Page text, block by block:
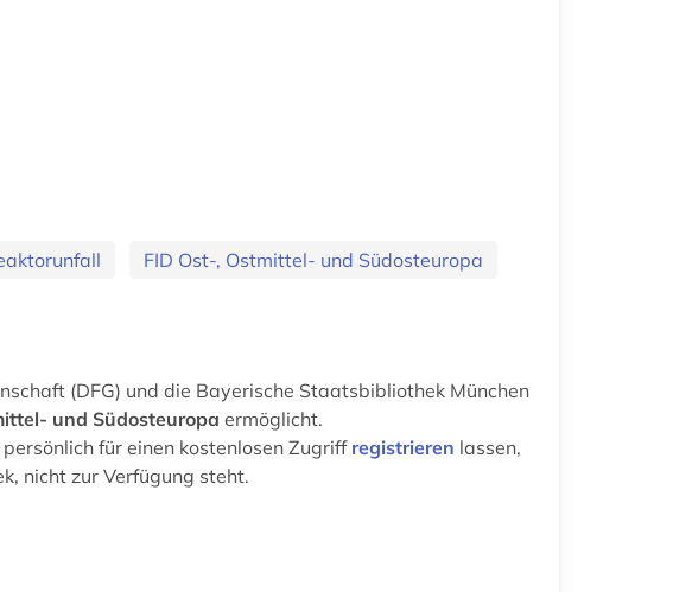
FID Ost-, Ostmittel- und Südosteuropa
(DFG) und die Bayerische Staatsbibliothek München
und Südosteuropa ermöglicht.
für einen kostenlosen Zugriff registrieren lassen,
nicht zur Verfügung steht.